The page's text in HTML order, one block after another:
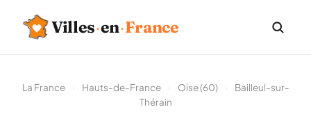
Villes·en·France
La France Hauts-de-France Oise (60)
Bailleul-sur-
Thérain